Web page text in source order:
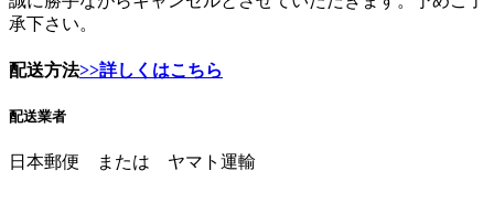
承下さい。
配送方法>>詳しくはこちら
配送業者
日本郵便 または ヤマト運輸